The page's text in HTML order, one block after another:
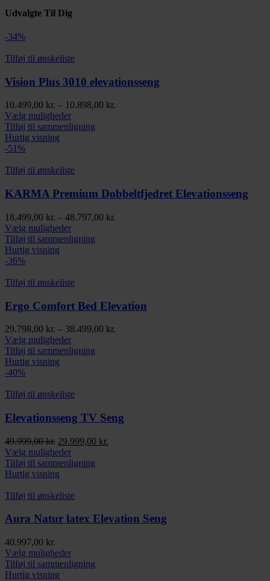
Udvalgte Til Dig
-34%
Tilføj til ønskeliste
Vision Plus 3010 elevationsseng
10.499,00 kr. – 10.898,00 kr.
Vælg mulighederDette
vare
Mulighederne
vælges
på
varesiden
Tilføj til sammenligning
Hurtig visning
-51%
Tilføj til ønskeliste
KARMA Premium Dobbeltfjedret Elevationsseng
18.499,00 kr. – 48.797,00 kr.
Vælg mulighederDette
vare
Mulighederne
vælges
på
varesiden
Tilføj til sammenligning
Hurtig visning
-36%
Tilføj til ønskeliste
Ergo Comfort Bed Elevation
29.798,00 kr. – 38.499,00 kr.
Vælg mulighederDette
vare
Mulighederne
vælges
på
varesiden
Tilføj til sammenligning
Hurtig visning
-40%
Tilføj til ønskeliste
Elevationsseng TV Seng
49.999,00kr. Den
oprindelige
pris
var:
29.999,00 kr.
Vælg mulighederDette
vare
varianter.
kan
varesiden
Tilføj til sammenligning
Hurtig visning
Tilføj til ønskeliste
Aura Natur latex Elevation Seng
40.997,00 kr.
Vælg mulighederDette
vare
Tilføj til sammenligning
Hurtig visning